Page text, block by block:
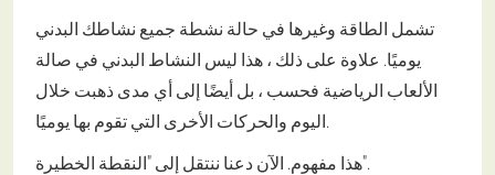
تشمل الطاقة وغيرها في حالة نشطة جميع نشاطك البدني
يوميًا. علاوة على ذلك ، هذا ليس النشاط البدني في صالة
الألعاب الرياضية فحسب ، بل أيضًا إلى أي مدى ذهبت خلال
اليوم والحركات الأخرى التي تقوم بها يوميًا.
هذا مفهوم. الآن دعنا ننتقل إلى "النقطة الخطيرة".